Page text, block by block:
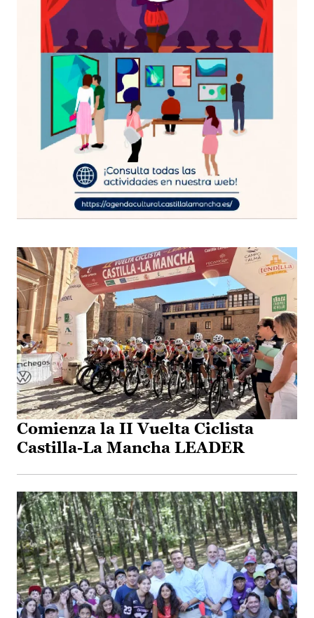
Comienza la II Vuelta Ciclista
Castilla-La Mancha LEADER